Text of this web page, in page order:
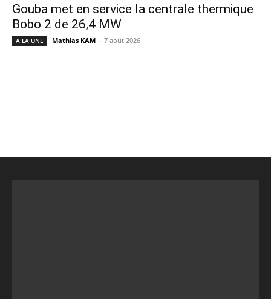
Gouba met en service la centrale thermique
Bobo 2 de 26,4 MW
A LA UNE Mathias KAM - 7 août 2026